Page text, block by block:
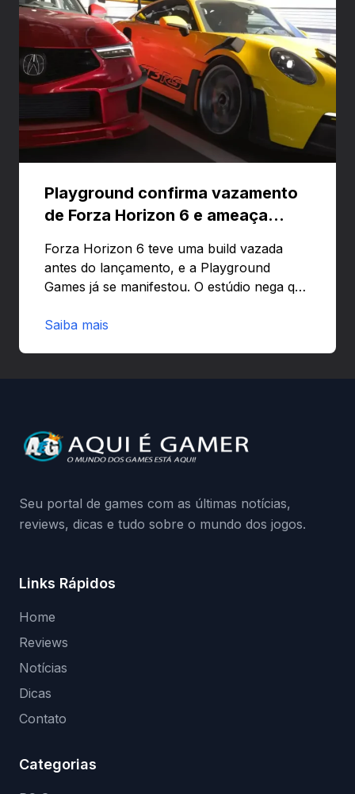
Playground confirma vazamento
de Forza Horizon 6 e ameaça
Forza Horizon 6 teve uma build vazada
antes do lançamento, e a Playground
Games já se manifestou. O estúdio nega que
preload e avisa que quem usar versões não
da Playground: negação do preload,
medidas contra acessos não autorizados
Saiba mais
Seu portal de games com as últimas notícias,
reviews, dicas e tudo sobre o mundo dos jogos.
Links Rápidos
Home
Reviews
Notícias
Dicas
Contato
Categorias